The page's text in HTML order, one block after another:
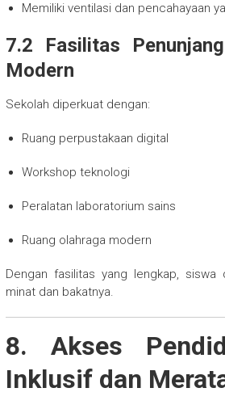
Memiliki ventilasi dan pencahayaan
7.2 Fasilitas
Modern
Sekolah diperkuat dengan:
Ruang perpustakaan digital
Workshop teknologi
Peralatan laboratorium sains
Ruang olahraga modern
Dengan fasilitas yang lengkap, siswa
minat dan bakatnya.
8. Akses
Inklusif dan